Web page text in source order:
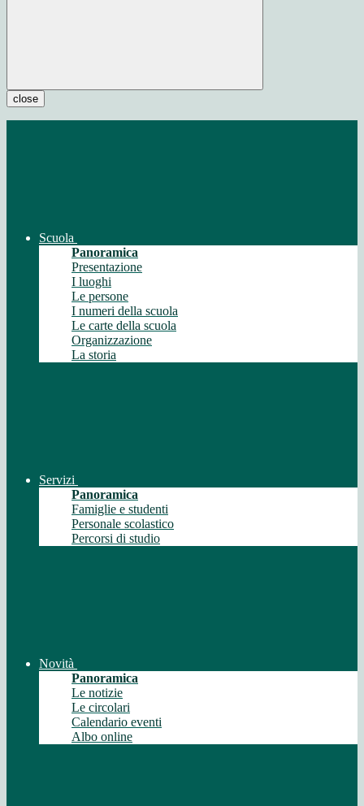
close
Scuola
Panoramica
Presentazione
I luoghi
Le persone
I numeri della scuola
Le carte della scuola
Organizzazione
La storia
Servizi
Panoramica
Famiglie e studenti
Personale scolastico
Percorsi di studio
Novità
Panoramica
Le notizie
Le circolari
Calendario eventi
Albo online